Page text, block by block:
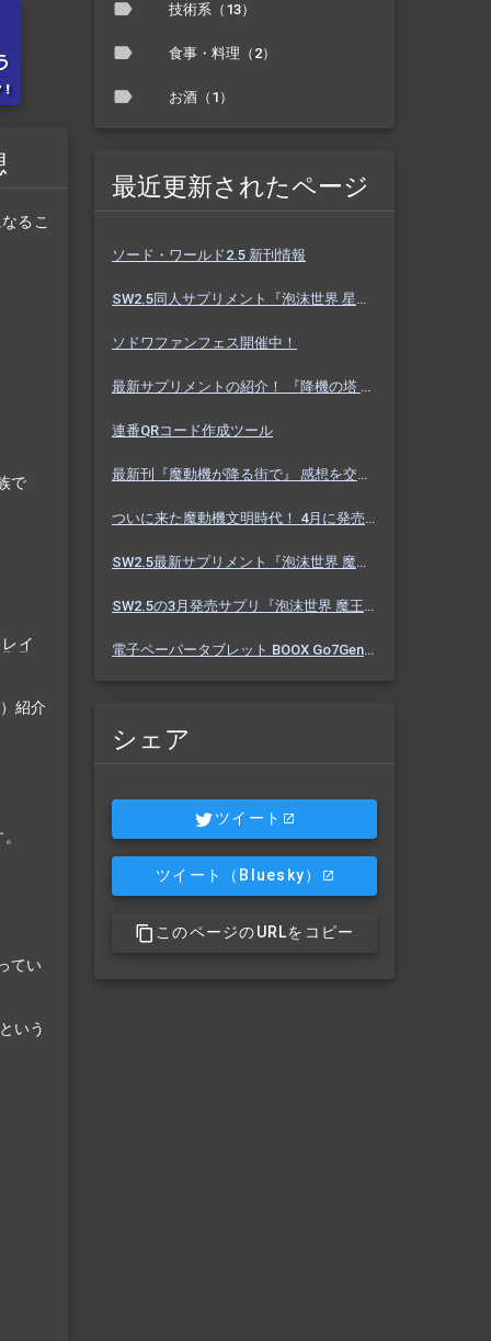
るこ
で
イ
紹介
てい
いう
技術系（13）
食事・料理（2）
お酒（1）
最近更新されたページ
ソード・ワールド2.5 新刊情報
SW2.5同人サプリメント『泡沫世界 星と砂のノクターン』 #ホスノク
ソドワファンフェス開催中！
最新サプリメントの紹介！ 『降機の塔 ヴァセーゴ』 魔動機好きなら必見！ 随伴魔動機と旅に出よう！
連番QRコード作成ツール
最新刊『魔動機が降る街で』 感想を交えて紹介します！ 魔動機テーマの小説！ おもしろいデータも多数！
ついに来た魔動機文明時代！ 4月に発売のソドワ最新刊 『魔動機が降る街で』 紹介・予想・考察！
SW2.5最新サプリメント『泡沫世界 魔王宮殿』 バーっと読んだ感想を交えて紹介します！！
SW2.5の3月発売サプリ『泡沫世界 魔王宮殿』 これまでにわかった内容を予想を交えて紹介
電子ペーパータブレット BOOX Go7Gen2 購入しました【Eink】
シェア
ツイート
ツイート （Bluesky）
このページのURLをコピー